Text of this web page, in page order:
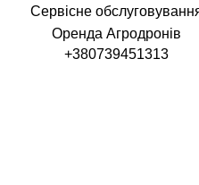
Сервісне
Оренда Агродронів
+380739451313